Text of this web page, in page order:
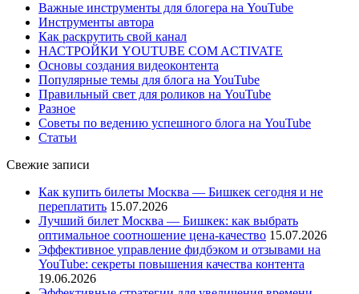
Важные инструменты для блогера на YouTube
Инструменты автора
Как раскрутить свой канал
НАСТРОЙКИ YOUTUBE COM ACTIVATE
Основы создания видеоконтента
Популярные темы для блога на YouTube
Правильный свет для роликов на YouTube
Разное
Советы по ведению успешного блога на YouTube
Статьи
Свежие записи
Как купить билеты Москва — Бишкек сегодня и не
переплатить 15.07.2026
Лучший билет Москва — Бишкек: как выбрать
оптимальное соотношение цена-качество 15.07.2026
Эффективное управление фидбэком и отзывами на
YouTube: секреты повышения качества контента
19.06.2026